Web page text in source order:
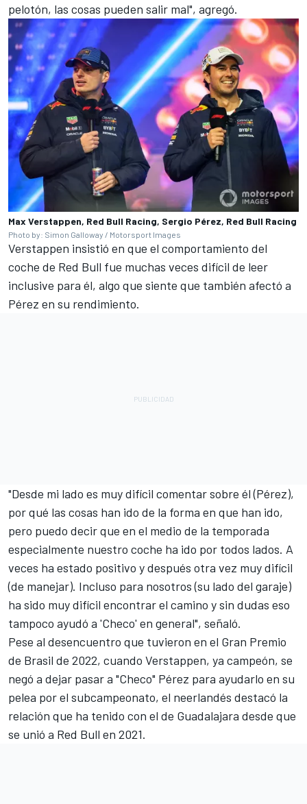
pelotón, las cosas pueden salir mal", agregó.
Max Verstappen, Red Bull Racing, Sergio Pérez, Red Bull Racing
Photo by: Simon Galloway / Motorsport Images
Verstappen insistió en que el comportamiento del
coche de Red Bull fue muchas veces difícil de leer
inclusive para él, algo que siente que también afectó a
Pérez en su rendimiento.
"Desde mi lado es muy difícil comentar sobre él (Pérez),
por qué las cosas han ido de la forma en que han ido,
pero puedo decir que en el medio de la temporada
especialmente nuestro coche ha ido por todos lados. A
veces ha estado positivo y después otra vez muy difícil
(de manejar). Incluso para nosotros (su lado del garaje)
ha sido muy difícil encontrar el camino y sin dudas eso
tampoco ayudó a 'Checo' en general", señaló.
Pese al desencuentro que tuvieron en el Gran Premio
de Brasil de 2022, cuando Verstappen, ya campeón, se
negó a dejar pasar a "Checo" Pérez para ayudarlo en su
pelea por el subcampeonato, el neerlandés destacó la
relación que ha tenido con el de Guadalajara desde que
se unió a Red Bull en 2021.